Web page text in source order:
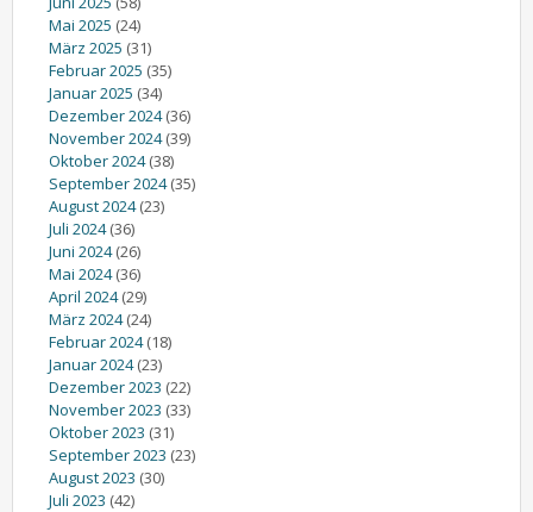
Mai 2025 (24)
März 2025 (31)
Februar 2025 (35)
Januar 2025 (34)
Dezember 2024(36)
November 2024(39)
Oktober 2024(38)
September 2024(35)
August 2024(23)
Juli 2024(36)
Juni 2024(26)
Mai 2024(36)
April 2024(29)
März 2024(24)
Februar 2024(18)
Januar 2024(23)
Dezember 2023 (22)
November 2023 (33)
Oktober 2023 (31)
September 2023 (23)
August 2023 (30)
Juli 2023 (42)